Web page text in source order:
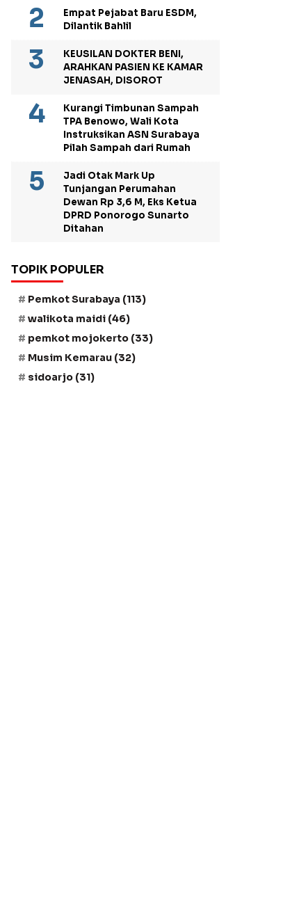
Empat Pejabat Baru ESDM,
Dilantik Bahlil
KEUSILAN DOKTER BENI,
ARAHKAN PASIEN KE KAMAR
JENASAH, DISOROT
Kurangi Timbunan Sampah
TPA Benowo, Wali Kota
Instruksikan ASN Surabaya
Pilah Sampah dari Rumah
Jadi Otak Mark Up
Tunjangan Perumahan
Dewan Rp 3,6 M, Eks Ketua
DPRD Ponorogo Sunarto
Ditahan
TOPIK POPULER
Pemkot Surabaya (113)
walikota maidi (46)
pemkot mojokerto (33)
Musim Kemarau (32)
sidoarjo (31)